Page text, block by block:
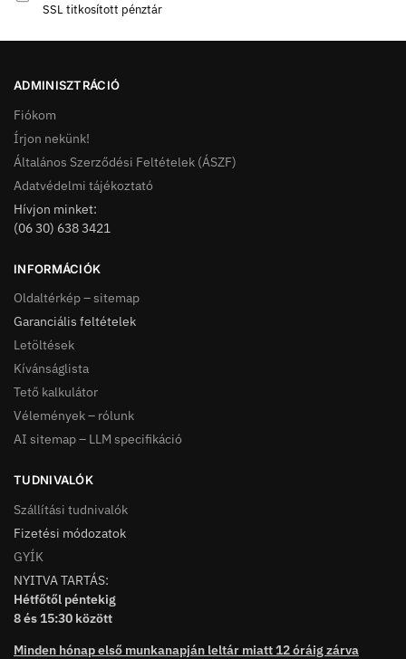
SSL titkosított pénztár
ADMINISZTRÁCIÓ
Fiókom
Írjon nekünk!
Általános Szerződési Feltételek (ÁSZF)
Adatvédelmi tájékoztató
Hívjon minket:
(06 30) 638 3421
INFORMÁCIÓK
Oldaltérkép – sitemap
Garanciális feltételek
Letöltések
Kívánságlista
Tető kalkulátor
Vélemények – rólunk
AI sitemap – LLM specifikáció
TUDNIVALÓK
Szállítási tudnivalók
Fizetési módozatok
GYÍK
NYITVA TARTÁS:
Hétfőtől péntekig
8 és 15:30 között
Minden hónap első munkanapján leltár miatt 12 óráig zárva